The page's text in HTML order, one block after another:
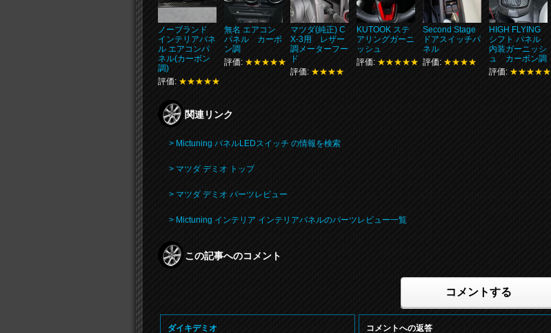
ノーブランド
インテリアパネ
ル エアコンパ
ネル(カーボン
調)
評価: ★★★★★
無名 エアコン
パネル カーボ
ン調
評価: ★★★★★
マツダ(純正) C
X-3用 レザー
調メーターフー
ド
評価: ★★★★
KUTOOK ステ
アリングガーニ
ッシュ
評価: ★★★★★
Second Stage
ドアスイッチパ
ネル
評価: ★★★★
HIGH FLYING
シフト パネル
内装ガーニッシ
ュ カーボン調
評価: ★★★★★
関連リンク
> Mictuning パネルLEDスイッチ の情報を検索
> マツダ デミオ トップ
> マツダ デミオ パーツレビュー
> Mictuning インテリア インテリアパネルのパーツレビュー一覧
この記事へのコメント
コメントする
ダイキデミオ コメントへの返答